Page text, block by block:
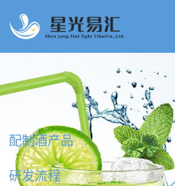
饮料产品研发多种服务
15年来，星光易汇技术团队专注于饮料产品研